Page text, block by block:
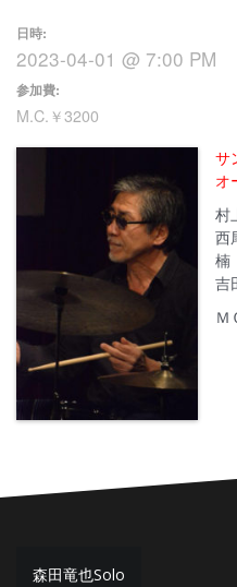
日時:
2023-04-01 @ 7:00 PM
参加費:
M.C.￥3200
サ
オ
村
西
楠
吉
Ｍ
投
森田竜也Solo